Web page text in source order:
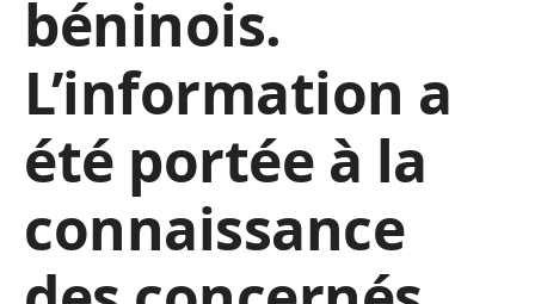
béninois.
L’information a
été portée à la
connaissance